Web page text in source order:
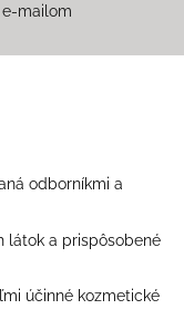
mailom
odborníkmi a
látok a prispôsobené
účinné kozmetické